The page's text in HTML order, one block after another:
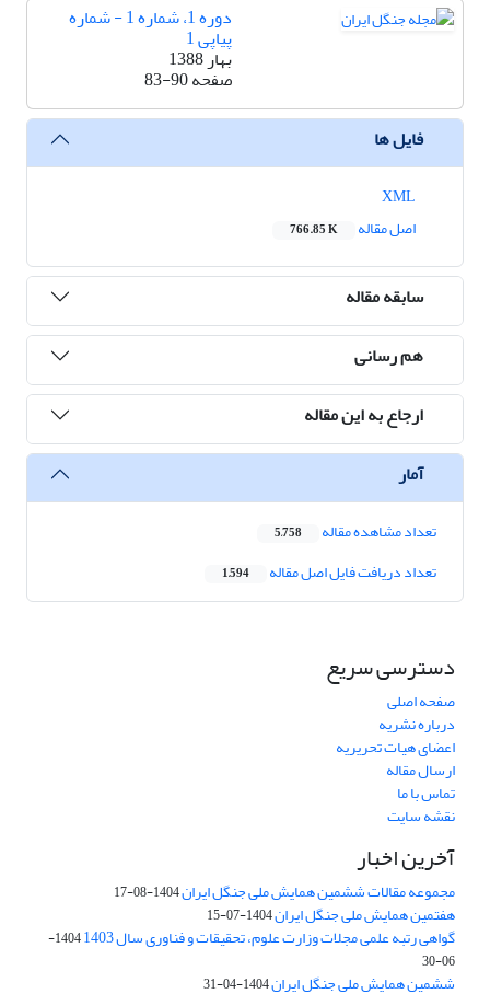
دوره 1، شماره 1 - شماره
پیاپی 1
بهار 1388
صفحه83-90
فایل ها
اصل مقاله
766.85 K
سابقه مقاله
هم رسانی
ارجاع به این مقاله
آمار
تعداد مشاهده مقاله 5,758
تعداد دریافت فایل اصل مقاله 1,594
دسترسی سریع
صفحه اصلی
درباره نشریه
اعضای هیات تحریریه
ارسال مقاله
تماس با ما
نقشه سایت
آخرین اخبار
مجموعه مقالات ششمین همایش ملی جنگل ایران1404-08-17
هفتمین همایش ملی جنگل ایران1404-07-15
گواهی رتبه علمی مجلات وزارت علوم، تحقیقات و فناوری سال 1403
1404-
06-30
ششمین همایش ملی جنگل ایران1404-04-31